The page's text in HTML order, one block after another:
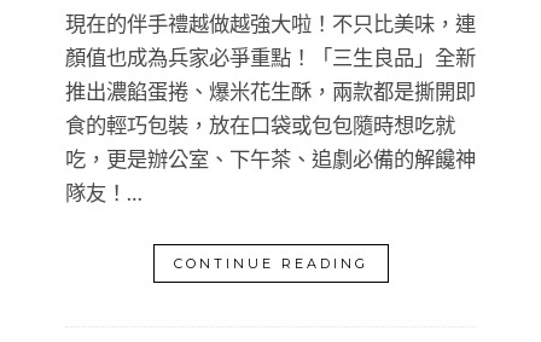
現在的伴手禮越做越強大啦！不只比美味，連
顏值也成為兵家必爭重點！「三生良品」全新
推出濃餡蛋捲、爆米花生酥，兩款都是撕開即
食的輕巧包裝，放在口袋或包包隨時想吃就
吃，更是辦公室、下午茶、追劇必備的解饞神
隊友！…
CONTINUE READING